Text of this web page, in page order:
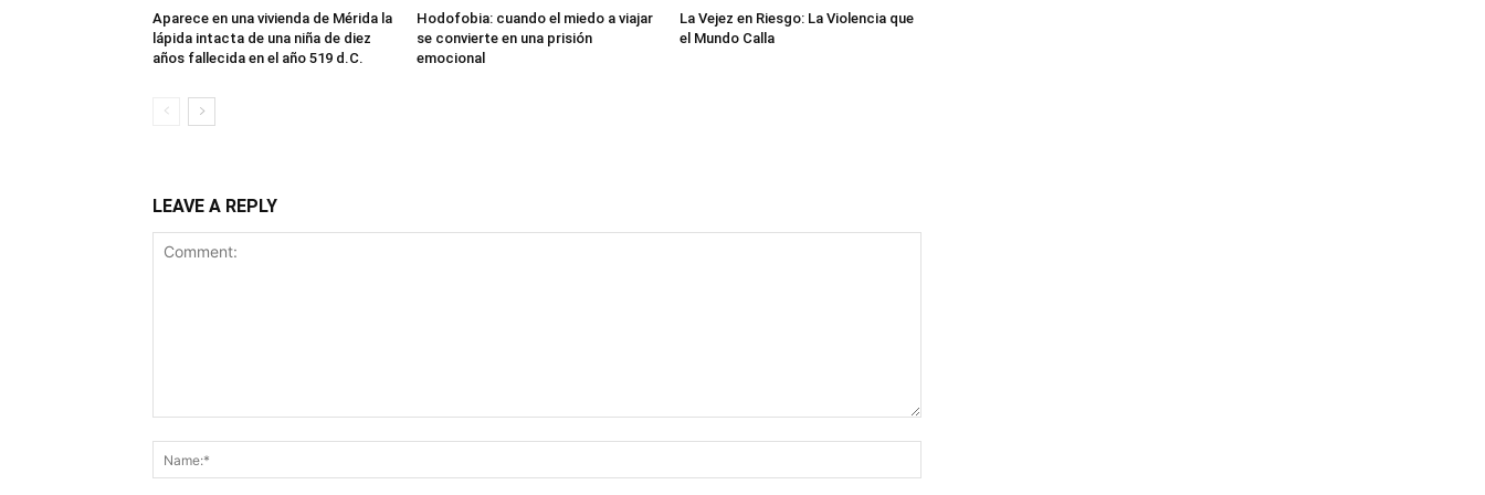
Aparece en una vivienda de Mérida la
lápida intacta de una niña de diez
años fallecida en el año 519 d.C.
Hodofobia: cuando el miedo a viajar
se convierte en una prisión
emocional
La Vejez en Riesgo: La Violencia que
el Mundo Calla
LEAVE A REPLY